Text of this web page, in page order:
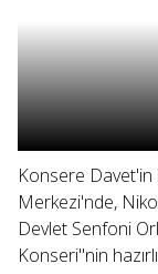
Konsere
Merkezi'nde,
Devlet Senfoni
Konseri"nin